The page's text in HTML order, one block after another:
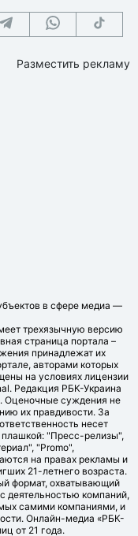
Разместить рекламу
в сфере медиа —
трехязычную версию
страница портала –
принадлежат их
авторами которых
на условиях лицензии
Редакция РБК-Украина
Оценочные суждения не
их правдивости. За
несет
"Пресс-релизы",
"Promo",
на правах рекламы и
21-летнего возраста.
формат, охватывающий
деятельностью компаний,
самими компаниями, и
Онлайн-медиа «РБК-
от 21 года.